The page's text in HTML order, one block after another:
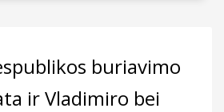
buriavimo
ir Vladimiro bei